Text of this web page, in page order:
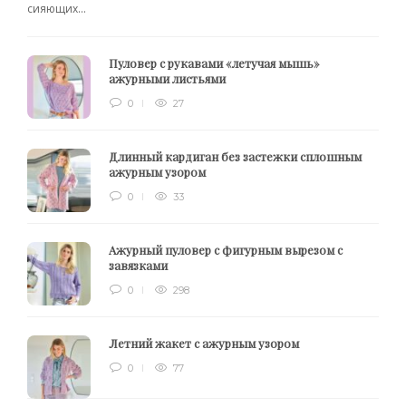
сияющих...
Пуловер с рукавами «летучая мышь»
ажурными листьями
0 27
Длинный кардиган без застежки сплошным
ажурным узором
0 33
Ажурный пуловер с фигурным вырезом с
завязками
0 298
Летний жакет с ажурным узором
0 77